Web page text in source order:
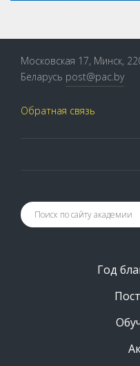
Московская 17, Минск,
Беларусь post@pac.by
Обратная связь
Год